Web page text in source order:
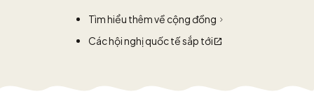
Tìm hiểu thêm về cộng đồng
Các hội nghị quốc tế sắp tới